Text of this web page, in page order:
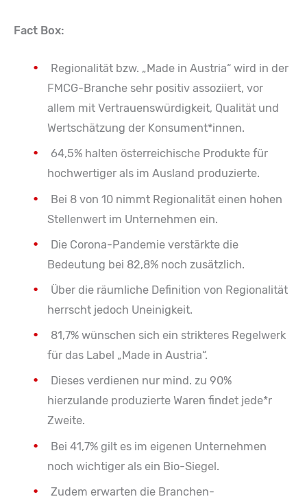
Fact Box:
Regionalität bzw. „Made in Austria“ wird in der
FMCG-Branche sehr positiv assoziiert, vor
allem mit Vertrauenswürdigkeit, Qualität und
Wertschätzung der Konsument*innen.
64,5% halten österreichische Produkte für
hochwertiger als im Ausland produzierte.
Bei 8 von 10 nimmt Regionalität einen hohen
Stellenwert im Unternehmen ein.
Die Corona-Pandemie verstärkte die
Bedeutung bei 82,8% noch zusätzlich.
Über die räumliche Definition von Regionalität
herrscht jedoch Uneinigkeit.
81,7% wünschen sich ein strikteres Regelwerk
für das Label „Made in Austria“.
Dieses verdienen nur mind. zu 90%
hierzulande produzierte Waren findet jede*r
Zweite.
Bei 41,7% gilt es im eigenen Unternehmen
noch wichtiger als ein Bio-Siegel.
Zudem erwarten die Branchen-